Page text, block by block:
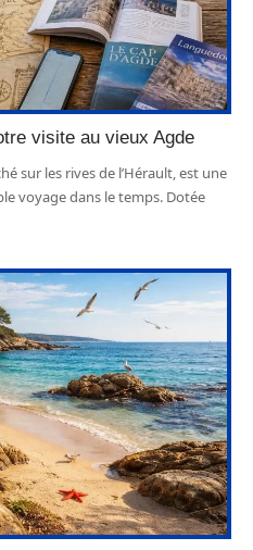
visite au vieux Agde
sur les rives de l’Hérault, est une
voyage dans le temps. Dotée